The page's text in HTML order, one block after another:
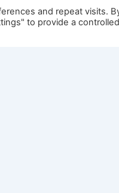
and repeat visits.
to provide a controlled